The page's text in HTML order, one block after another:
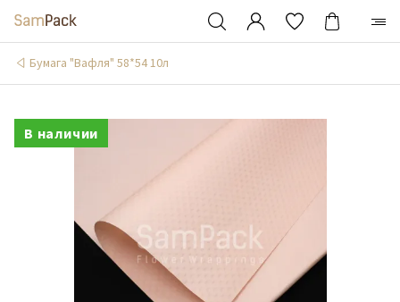
Бумага "Вафля" 58*54 10л
В наличии